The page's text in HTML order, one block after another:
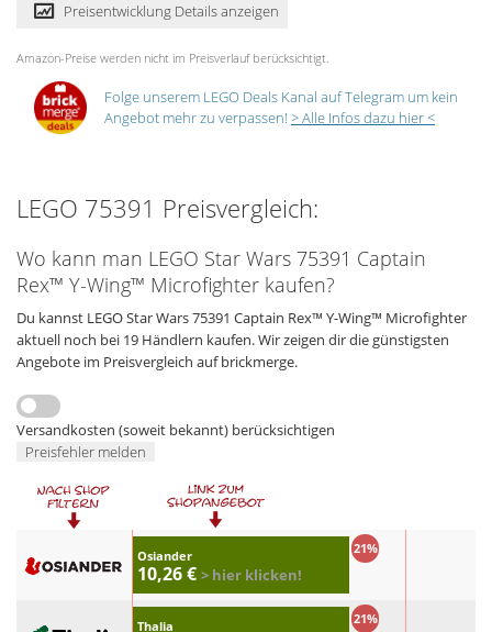
Preisentwicklung Details anzeigen
Amazon-Preise werden nicht im Preisverlauf berücksichtigt.
Folge unserem LEGO Deals Kanal auf Telegram um kein
Angebot mehr zu verpassen! > Alle Infos dazu hier <
LEGO 75391 Preisvergleich:
Wo kann man LEGO Star Wars 75391 Captain
Rex™ Y-Wing™ Microfighter kaufen?
Du kannst LEGO Star Wars 75391 Captain Rex™ Y-Wing™ Microfighter
aktuell noch bei 19 Händlern kaufen. Wir zeigen dir die günstigsten
Angebote im Preisvergleich auf brickmerge.
Versandkosten (soweit bekannt) berücksichtigen
Preisfehler melden
Osiander
10,26 €
21%
> hier klicken!
Thalia 21%